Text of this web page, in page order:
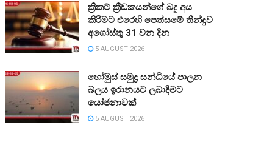
ක්‍රිකට් ක්‍රීඩකයන්ගේ බදු අය
කිරීමට එරෙහි පෙත්සමේ තීන්දුව
අගෝස්තු 31 වන දින
5 AUGUST 2026
හෝමුස් සමුද්‍ර සන්ධියේ පාලන
බලය ඉරානයට ලබාදීමට
යෝජනාවක්
5 AUGUST 2026